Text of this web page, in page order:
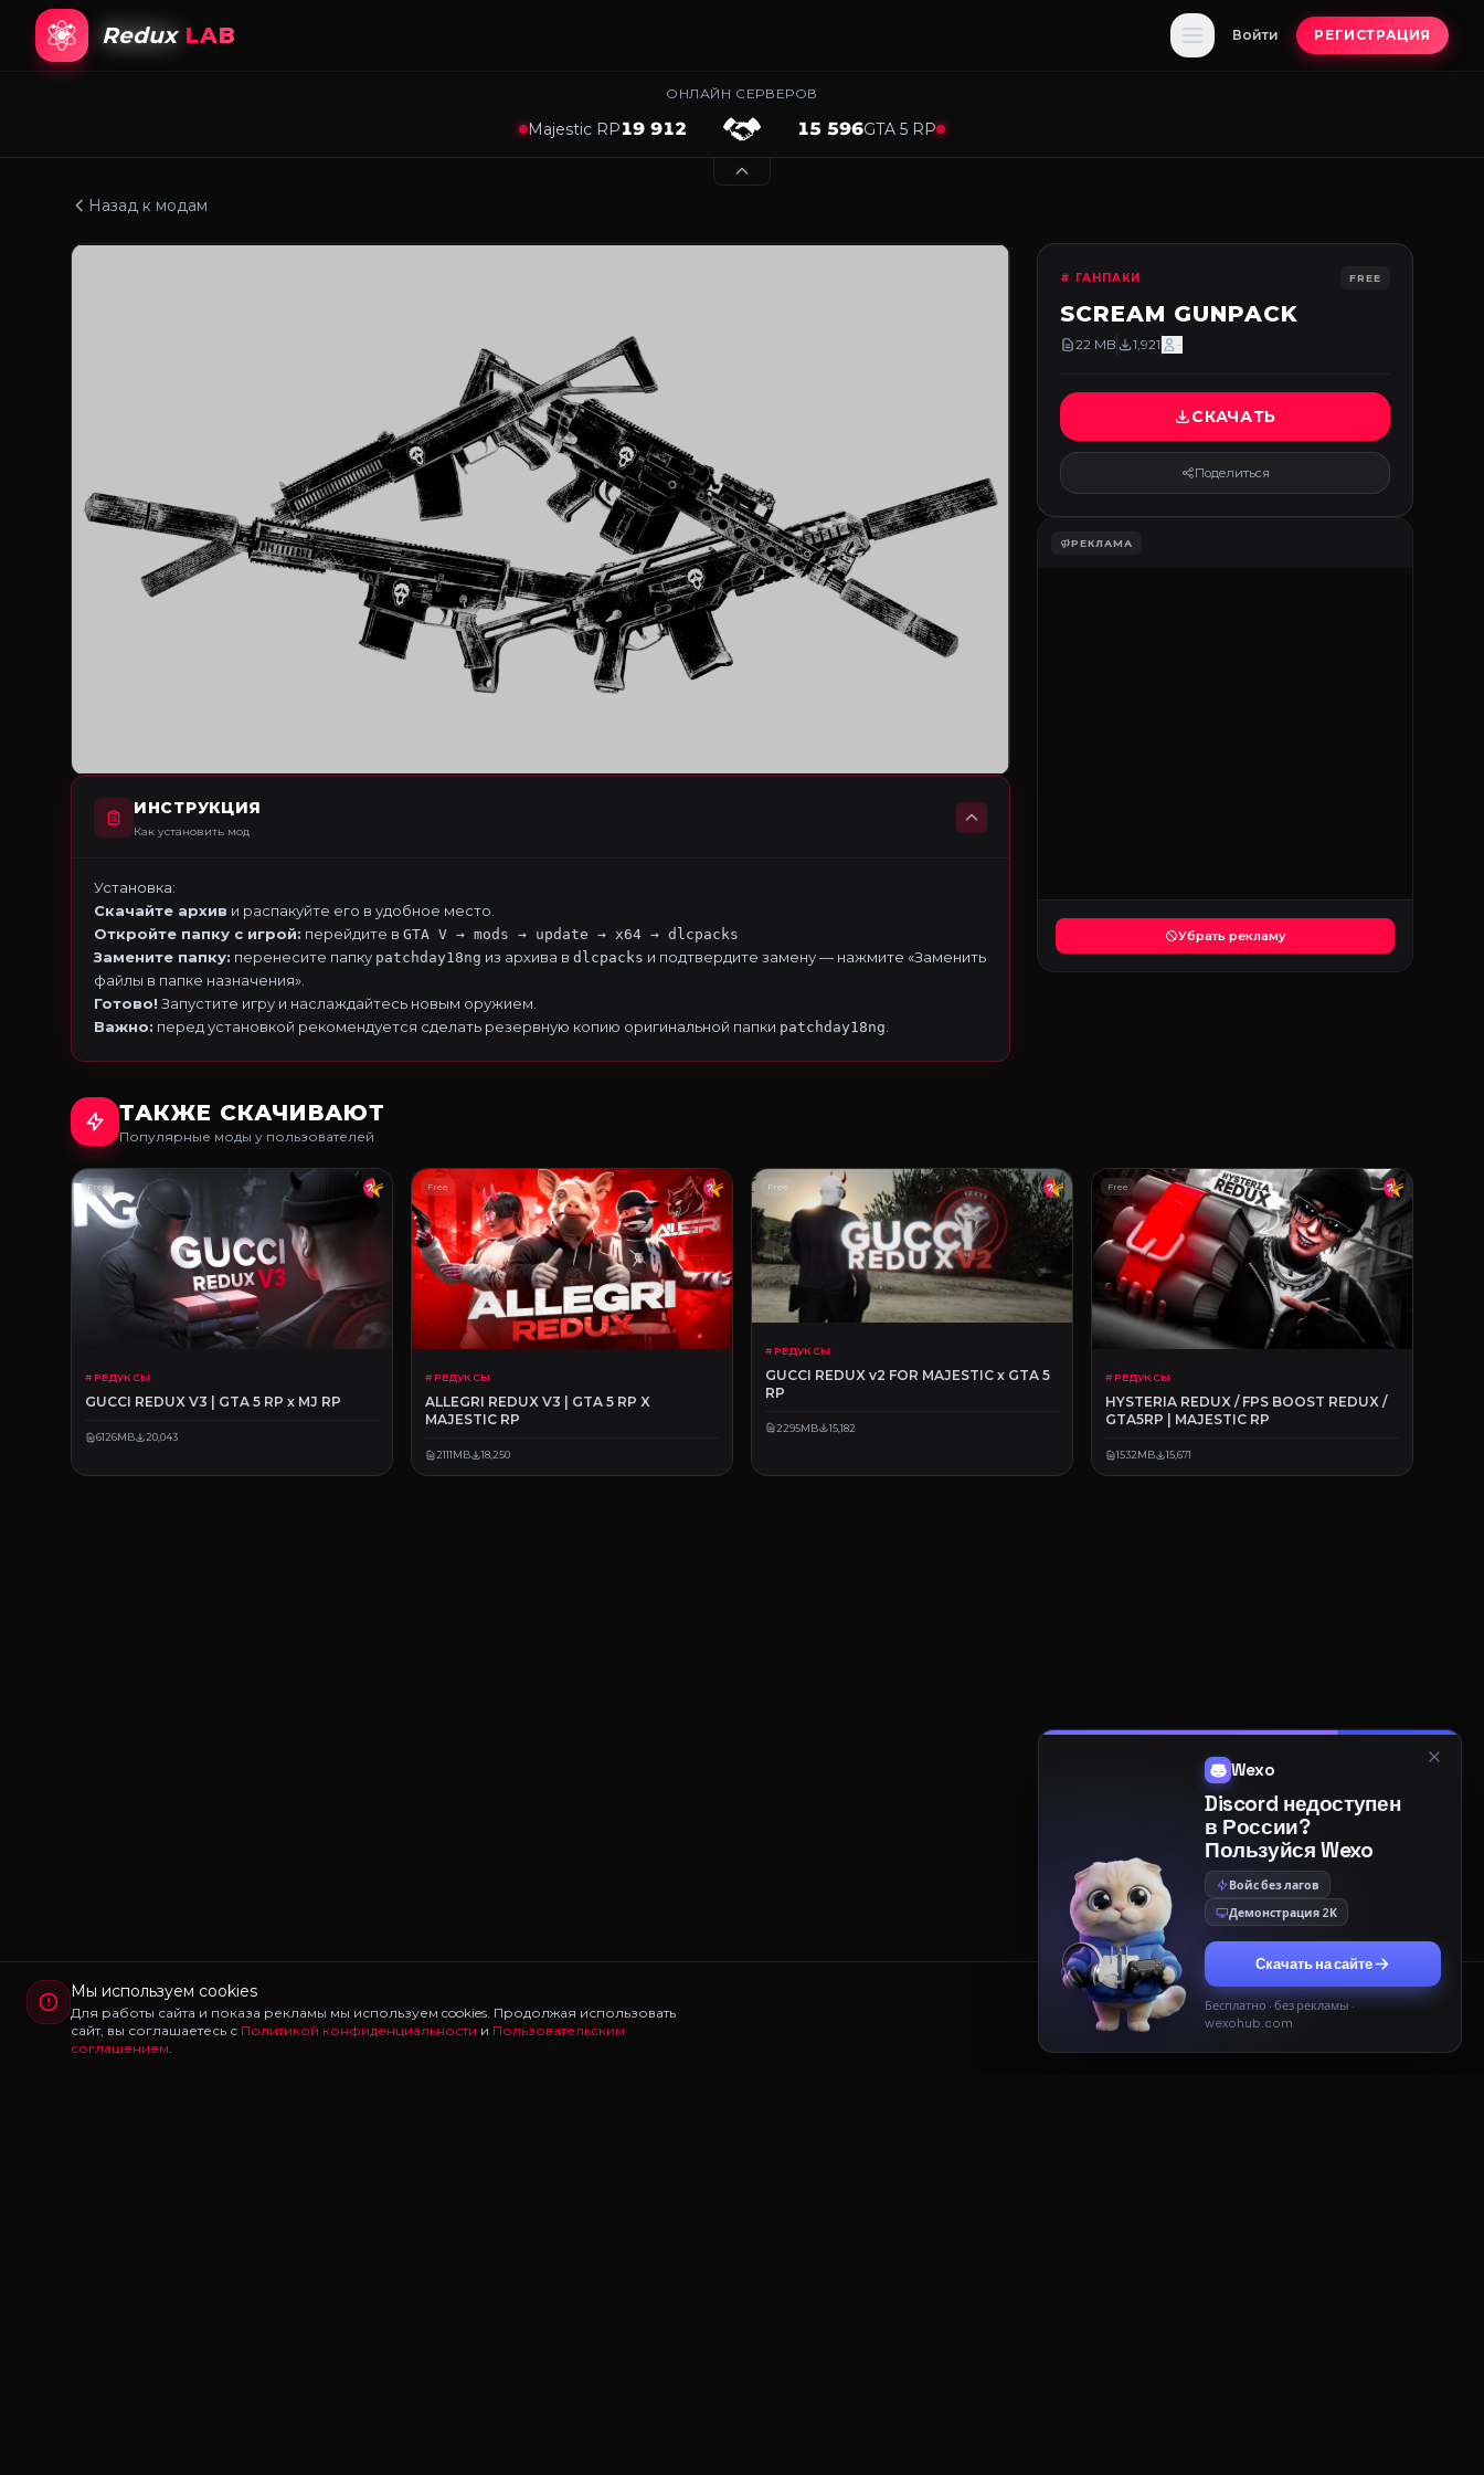
Redux LAB Войти РЕГИСТРАЦИЯ
ОНЛАЙН СЕРВЕРОВ
Majestic RP19 912 15 596GTA 5 RP
Назад к модам
ИНСТРУКЦИЯ
Как установить мод
Установка:
Скачайте архив и распакуйте его в удобное место.
Откройте папку с игрой: перейдите в GTA V → mods → update → x64 → dlcpacks
Замените папку: перенесите папку patchday18ng из архива в dlcpacks и подтвердите замену — нажмите «Заменить
файлы в папке назначения».
Готово! Запустите игру и наслаждайтесь новым оружием.
Важно: перед установкой рекомендуется сделать резервную копию оригинальной папки patchday18ng
# ГАНПАКИ FREE
SCREAM GUNPACK
22 MB 1,921 -
СКАЧАТЬ
Поделиться
РЕКЛАМА
Убрать рекламу
ТАКЖЕ СКАЧИВАЮТ
Популярные моды у пользователей
Free
# РЕДУКСЫ
GUCCI REDUX V3 | GTA 5 RP x MJ RP
6126MB 20,043
Free
# РЕДУКСЫ
ALLEGRI REDUX V3 | GTA 5 RP X
MAJESTIC RP
2111MB 18,250
Free
# РЕДУКСЫ
GUCCI REDUX v2 FOR MAJESTIC x GTA 5
RP
2295MB 15,182
Free
# РЕДУКСЫ
HYSTERIA REDUX / FPS BOOST REDUX /
GTA5RP | MAJESTIC RP
1532MB 15,671
Мы используем cookies
Для работы сайта и показа рекламы мы используем cookies. Продолжая использовать
сайт, вы соглашаетесь с Политикой конфиденциальности и Пользовательским
соглашением.
Принять Только необходимые
Wexo
Discord недоступен
в России?
Пользуйся Wexo
Войс без лагов
Демонстрация 2К
Скачать на сайте
Бесплатно · без рекламы ·
wexohub.com